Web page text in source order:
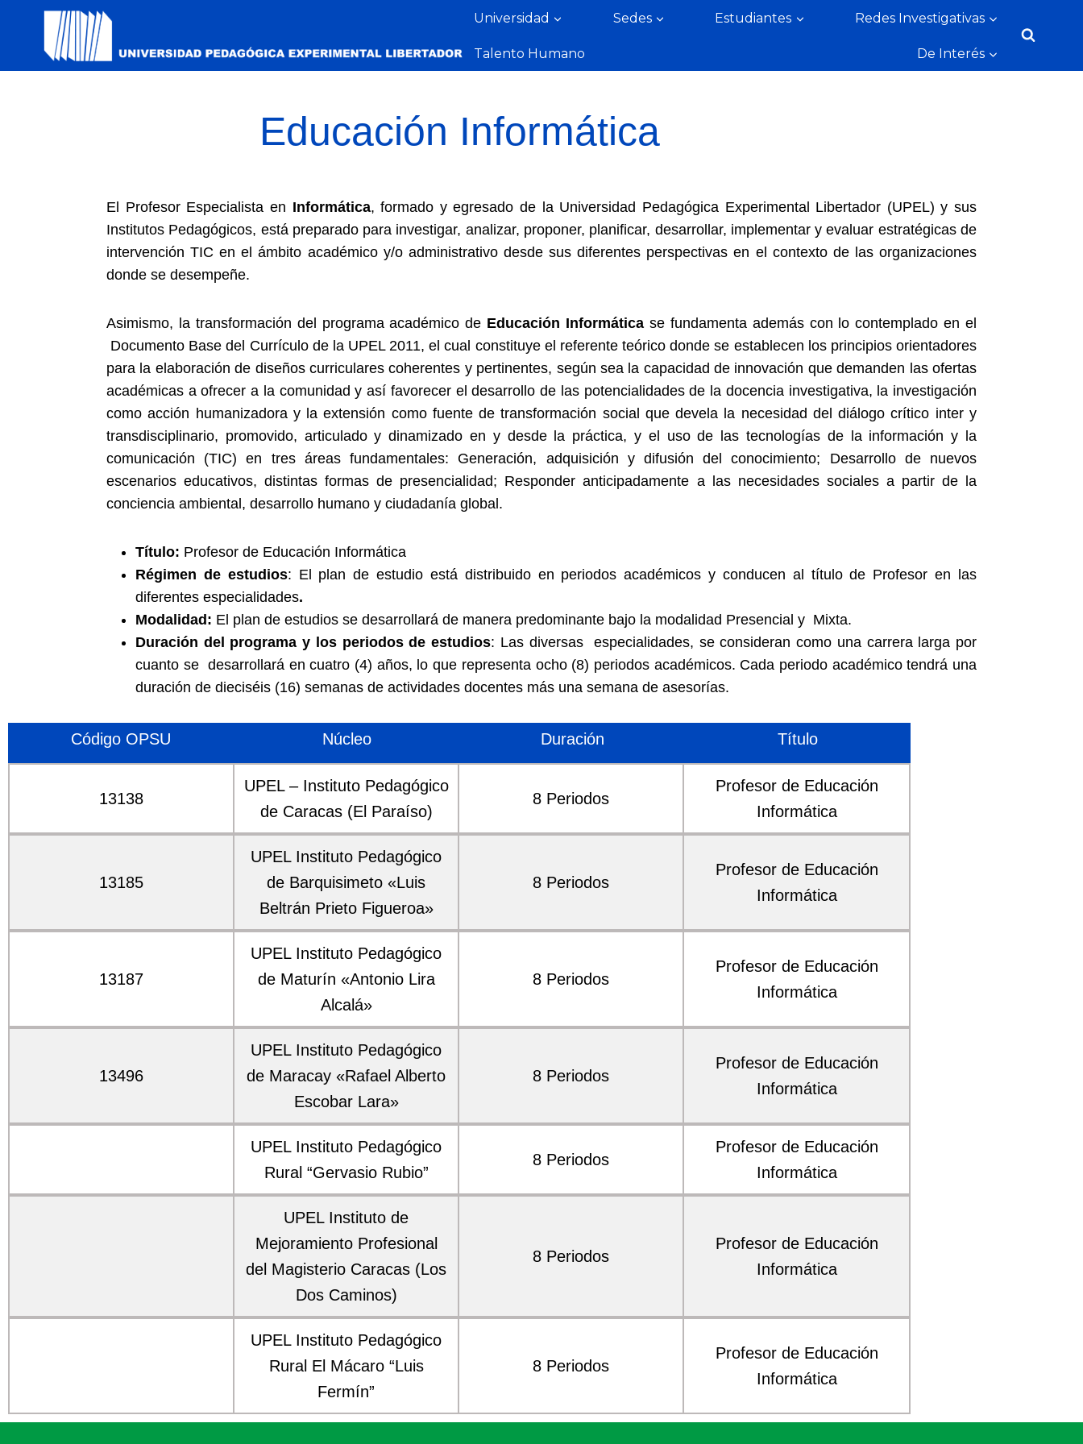
Universidad Sedes Estudiantes Redes Investigativas
Talento Humano De Interés
Educación Informática
El Profesor Especialista en Informática, formado y egresado de la Universidad Pedagógica Experimental Libertador (UPEL) y sus
Institutos Pedagógicos, está preparado para investigar, analizar, proponer, planificar, desarrollar, implementar y evaluar estratégicas de
intervención TIC en el ámbito académico y/o administrativo desde sus diferentes perspectivas en el contexto de las organizaciones
donde se desempeñe.
Asimismo, la transformación del programa académico de Educación Informática se fundamenta además con lo contemplado en el
Documento Base del Currículo de la UPEL 2011, el cual constituye el referente teórico donde se establecen los principios orientadores
para la elaboración de diseños curriculares coherentes y pertinentes, según sea la capacidad de innovación que demanden las ofertas
académicas a ofrecer a la comunidad y así favorecer el desarrollo de las potencialidades de la docencia investigativa, la investigación
como acción humanizadora y la extensión como fuente de transformación social que devela la necesidad del diálogo crítico inter y
transdisciplinario, promovido, articulado y dinamizado en y desde la práctica, y el uso de las tecnologías de la información y la
comunicación (TIC) en tres áreas fundamentales: Generación, adquisición y difusión del conocimiento; Desarrollo de nuevos
escenarios educativos, distintas formas de presencialidad; Responder anticipadamente a las necesidades sociales a partir de la
conciencia ambiental, desarrollo humano y ciudadanía global.
Título: Profesor de Educación Informática
Régimen de estudios: El plan de estudio está distribuido en periodos académicos y conducen al título de Profesor en las
diferentes especialidades.
Modalidad: El plan de estudios se desarrollará de manera predominante bajo la modalidad Presencial y Mixta.
Duración del programa y los periodos de estudios: Las diversas especialidades, se consideran como una carrera larga por
cuanto se desarrollará en cuatro (4) años, lo que representa ocho (8) periodos académicos. Cada periodo académico tendrá una
duración de dieciséis (16) semanas de actividades docentes más una semana de asesorías.
Código OPSU Núcleo Duración Título
13138
UPEL – Instituto Pedagógico
de Caracas (El Paraíso)
8 Periodos
Profesor de Educación
Informática
13185
UPEL Instituto Pedagógico
de Barquisimeto «Luis
Beltrán Prieto Figueroa»
8 Periodos
Profesor de Educación
Informática
13187
UPEL Instituto Pedagógico
de Maturín «Antonio Lira
Alcalá»
8 Periodos
Profesor de Educación
Informática
13496
UPEL Instituto Pedagógico
de Maracay «Rafael Alberto
Escobar Lara»
8 Periodos
Profesor de Educación
Informática
UPEL Instituto Pedagógico
Rural “Gervasio Rubio”
8 Periodos
Profesor de Educación
Informática
UPEL Instituto de
Mejoramiento Profesional
del Magisterio Caracas (Los
Dos Caminos)
8 Periodos
Profesor de Educación
Informática
UPEL Instituto Pedagógico
Rural El Mácaro “Luis
Fermín”
8 Periodos
Profesor de Educación
Informática